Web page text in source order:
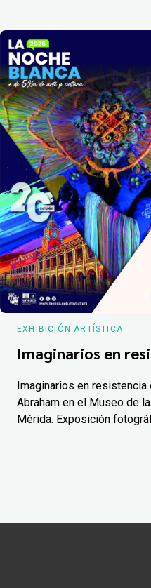
EXHIBICIÓN ARTÍSTICA
Imaginarios en
Imaginarios en
Abraham en el Museo de
Mérida. Exposición